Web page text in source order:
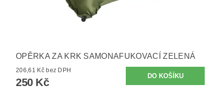
OPĚRKA ZA KRK SAMONAFUKOVACÍ ZELENÁ
206,61 Kč bez DPH
250 Kč